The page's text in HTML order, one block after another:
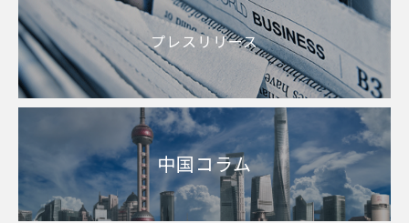
プレスリリース
中国コラム